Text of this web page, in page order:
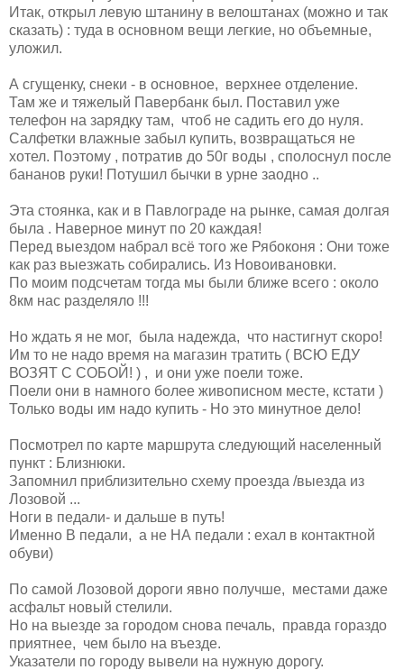
Итак, открыл левую штанину в велоштанах (можно и так
сказать) : туда в основном вещи легкие, но объемные,
уложил.
А сгущенку, снеки - в основное, верхнее отделение.
Там же и тяжелый Павербанк был. Поставил уже
телефон на зарядку там, чтоб не садить его до нуля.
Салфетки влажные забыл купить, возвращаться не
хотел. Поэтому , потратив до 50г воды , сполоснул после
бананов руки! Потушил бычки в урне заодно ..
Эта стоянка, как и в Павлограде на рынке, самая долгая
была . Наверное минут по 20 каждая!
Перед выездом набрал всё того же Рябоконя : Они тоже
как раз выезжать собирались. Из Новоивановки.
По моим подсчетам тогда мы были ближе всего : около
8км нас разделяло !!!
Но ждать я не мог, была надежда, что настигнут скоро!
Им то не надо время на магазин тратить ( ВСЮ ЕДУ
ВОЗЯТ С СОБОЙ! ) , и они уже поели тоже.
Поели они в намного более живописном месте, кстати )
Только воды им надо купить - Но это минутное дело!
Посмотрел по карте маршрута следующий населенный
пункт : Близнюки.
Запомнил приблизительно схему проезда /выезда из
Лозовой ...
Ноги в педали- и дальше в путь!
Именно В педали, а не НА педали : ехал в контактной
обуви)
По самой Лозовой дороги явно получше, местами даже
асфальт новый стелили.
Но на выезде за городом снова печаль, правда гораздо
приятнее, чем было на въезде.
Указатели по городу вывели на нужную дорогу.